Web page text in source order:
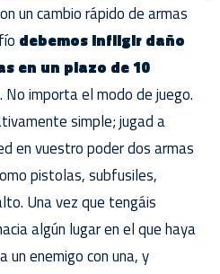
un cambio rápido de armas
debemos infligir daño
en un plazo de 10
. No importa el modo de juego.
simple; jugad a
en vuestro poder dos armas
pistolas, subfusiles,
Una vez que tengáis
algún lugar en el que haya
un enemigo con una, y